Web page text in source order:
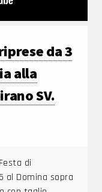
da 3
alla
SV.
di
al Domina sopra